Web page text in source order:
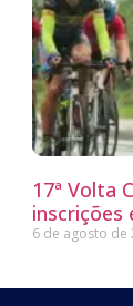
17ª Volta
inscrições
6 de agosto de